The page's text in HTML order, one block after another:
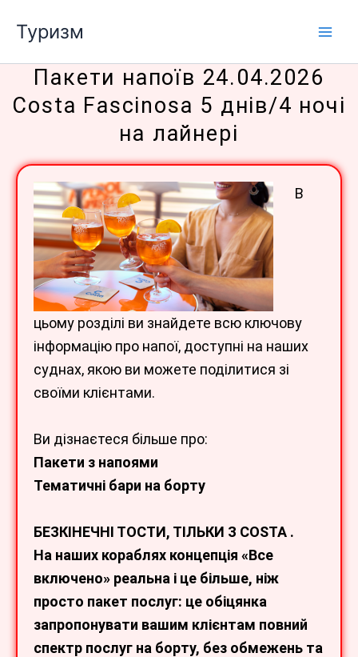
вмісту
Туризм
Пакети напоїв 24.04.2026
Costa Fascinosa 5 днів/4 ночі
на лайнері
В
цьому розділі ви знайдете всю ключову
інформацію про напої, доступні на наших
суднах, якою ви можете поділитися зі
своїми клієнтами.
Ви дізнаєтеся більше про:
Пакети з напоями
Тематичні бари на борту
БЕЗКІНЕЧНІ ТОСТИ, ТІЛЬКИ З COSTA .
На наших кораблях концепція «Все
включено» реальна і це більше, ніж
просто пакет послуг: це обіцянка
запропонувати вашим клієнтам повний
спектр послуг на борту, без обмежень та